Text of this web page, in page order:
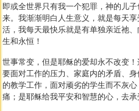
即或全世界只有我一个犯罪，神的儿
来。我渐渐明白人生意义，就是每天
活，我每天最快乐就是有单独亲近祂
生和永恒！
世事常变，但是耶稣的爱却永不改变
要面对工作的压力、家庭内的矛盾、
的教学工作，面对顽劣的学生而不灰
痛；是耶稣给我平安和智慧的心，去